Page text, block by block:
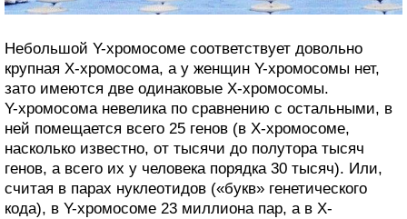
Небольшой Y-хромосоме соответствует довольно
крупная Х-хромосома, а у женщин Y-хромосомы нет,
зато имеются две одинаковые Х-хромосомы.
Y-хромосома невелика по сравнению с остальными, в
ней помещается всего 25 генов (в Х-хромосоме,
насколько известно, от тысячи до полутора тысяч
генов, а всего их у человека порядка 30 тысяч). Или,
считая в парах нуклеотидов («букв» генетического
кода), в Y-хромосоме 23 миллиона пар, а в Х-